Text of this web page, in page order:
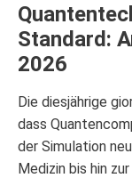
Standard:
2026
Die diesjährige
dass
der Simulation
Medizin bis hin